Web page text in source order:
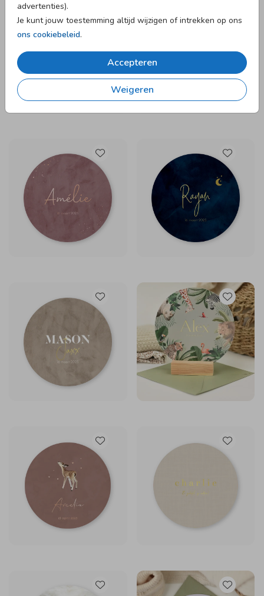
advertenties).
Je kunt jouw toestemming altijd wijzigen of intrekken op ons
ons cookiebeleid.
Accepteren
Weigeren